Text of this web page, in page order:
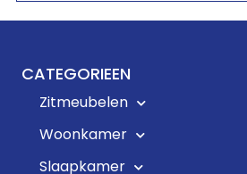
CATEGORIEEN
Zitmeubelen
Woonkamer
Slaapkamer